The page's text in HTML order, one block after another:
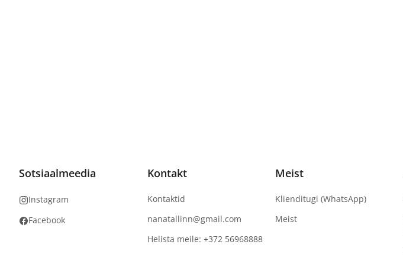
Sotsiaalmeedia
Instagram
Facebook
Kontakt
Kontaktid
nanatallinn@gmail.com
Helista meile: +372 56968888
Meist
Klienditugi (WhatsApp)
Meist